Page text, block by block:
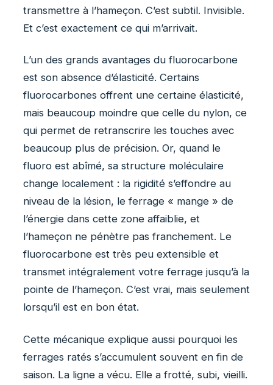
transmettre à l’hameçon. C’est subtil. Invisible.
Et c’est exactement ce qui m’arrivait.
L’un des grands avantages du fluorocarbone
est son absence d’élasticité. Certains
fluorocarbones offrent une certaine élasticité,
mais beaucoup moindre que celle du nylon, ce
qui permet de retranscrire les touches avec
beaucoup plus de précision. Or, quand le
fluoro est abîmé, sa structure moléculaire
change localement : la rigidité s’effondre au
niveau de la lésion, le ferrage « mange » de
l’énergie dans cette zone affaiblie, et
l’hameçon ne pénètre pas franchement. Le
fluorocarbone est très peu extensible et
transmet intégralement votre ferrage jusqu’à la
pointe de l’hameçon. C’est vrai, mais seulement
lorsqu’il est en bon état.
Cette mécanique explique aussi pourquoi les
ferrages ratés s’accumulent souvent en fin de
saison. La ligne a vécu. Elle a frotté, subi, vieilli.